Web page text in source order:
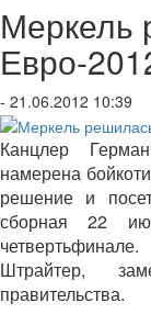
Меркель
Евро-
- 21.06.2012 10:39
Канцлер
намерена
решение и
сборная 22
Штрайтер,
правительства.